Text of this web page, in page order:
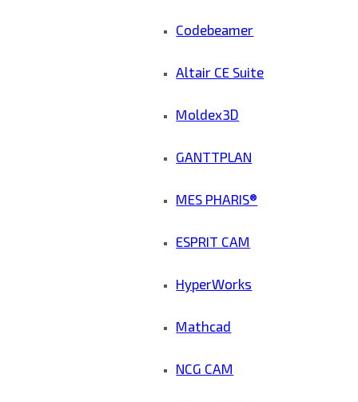
Codebeamer
Altair CE Suite
Moldex3D
GANTTPLAN
MES PHARIS®
ESPRIT CAM
HyperWorks
Mathcad
NCG CAM